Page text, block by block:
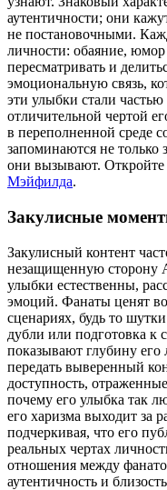
аутентичности; они
не постановочными.
личности: обаяние,
пересматривать и
эмоциональную связь,
эти улыбки стали
отличительной чертой
в переполненной среде
запоминаются не только
они вызывают. Откройте
Мэйфилда.
Закулисные
Закулисный контент
незащищенную сторону
улыбки естественны,
эмоций. Фанаты ценят
сценариях, будь то
дубли или подготовка к
показывают глубину его
передать выверенный
доступность,
почему его улыбка так
его харизма выходит за
подчеркивая, что его
реальных чертах
отношения между
аутентичность и